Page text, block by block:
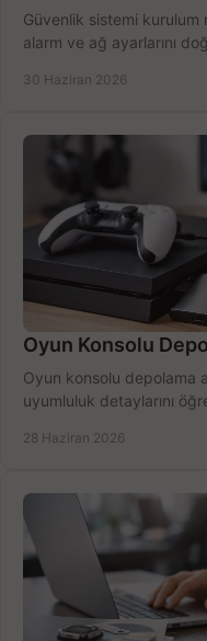
Güvenlik sistemi kurulum
alarm ve ağ ayarlarını
30 Haziran 2026
Oyun Konsolu
Oyun konsolu depolama
uyumluluk detaylarını
28 Haziran 2026